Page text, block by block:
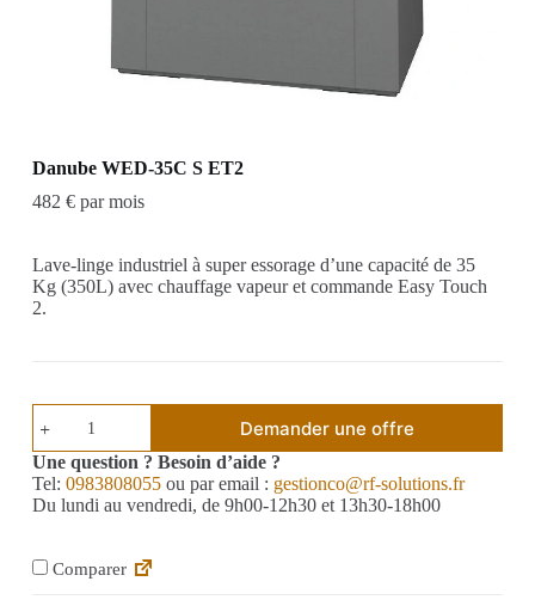
Danube WED-35C S ET2
482 € par mois
Lave-linge industriel à super essorage d’une capacité de 35
Kg (350L) avec chauffage vapeur et commande Easy Touch
2.
Demander une offre
Une question ? Besoin d’aide ?
Tel: 0983808055ou par email : gestionco@rf-solutions.fr
Du lundi au vendredi, de 9h00-12h30 et 13h30-18h00
Comparer